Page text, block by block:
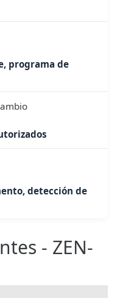
programa de
detección de
- ZEN-